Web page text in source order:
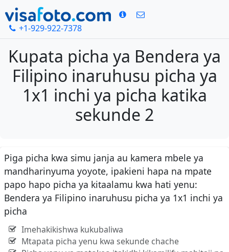
+1-929-922-7378
Kupata picha ya Bendera ya
Filipino inaruhusu picha ya
1x1 inchi ya picha katika
sekunde 2
Piga picha kwa simu janja au kamera mbele ya
mandharinyuma yoyote, ipakieni hapa na mpate
papo hapo picha ya kitaalamu kwa hati yenu:
Bendera ya Filipino inaruhusu picha ya 1x1 inchi ya
picha
Imehakikishwa kukubaliwa
Mtapata picha yenu kwa sekunde chache